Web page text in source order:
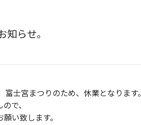
らせ。
士宮まつりのため、休業となります。
で、
い致します。